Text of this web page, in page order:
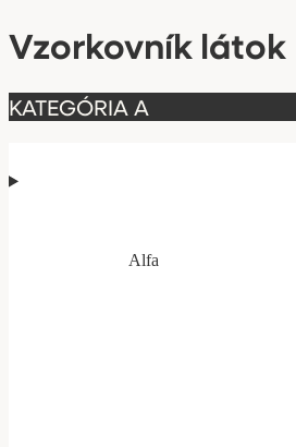
Vzorkovník látok
KATEGÓRIA A
Alfa